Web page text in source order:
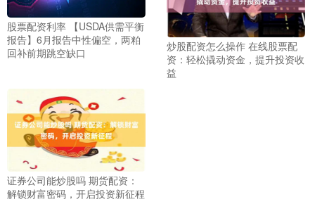
股票配资利率 【USDA供需平衡
报告】6月报告中性偏空，两粕
回补前期跳空缺口
炒股配资怎么操作 在线股票配
资：轻松撬动资金，提升投资收
益
证券公司能炒股吗 期货配资：
解锁财富密码，开启投资新征程